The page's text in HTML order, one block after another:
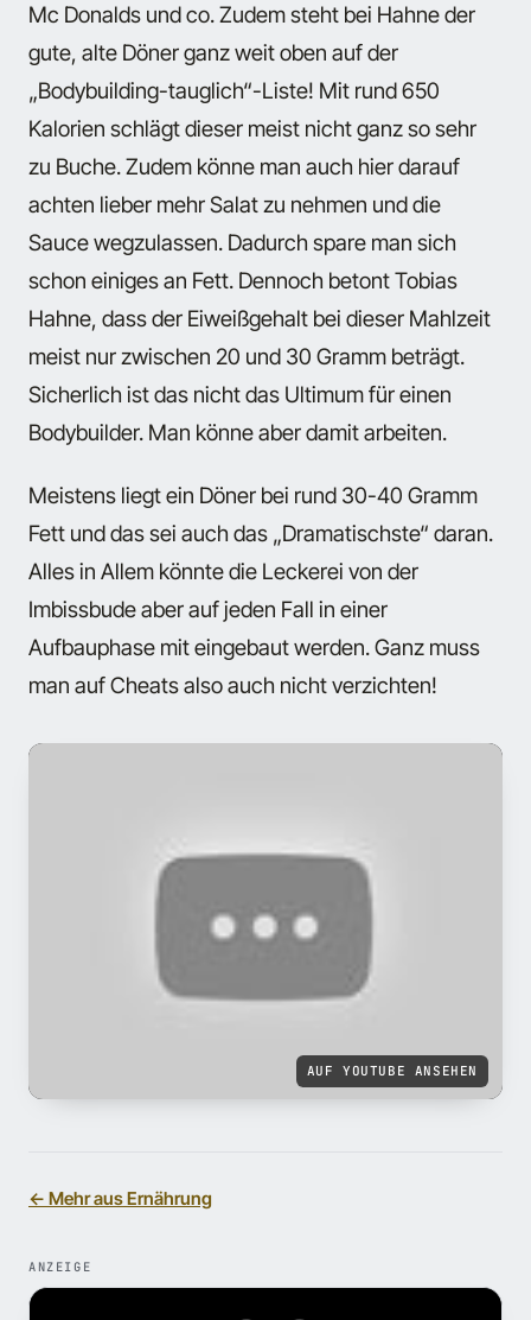
Mc Donalds und co. Zudem steht bei Hahne der
gute, alte Döner ganz weit oben auf der
„Bodybuilding-tauglich“-Liste! Mit rund 650
Kalorien schlägt dieser meist nicht ganz so sehr
zu Buche. Zudem könne man auch hier darauf
achten lieber mehr Salat zu nehmen und die
Sauce wegzulassen. Dadurch spare man sich
schon einiges an Fett. Dennoch betont Tobias
Hahne, dass der Eiweißgehalt bei dieser Mahlzeit
meist nur zwischen 20 und 30 Gramm beträgt.
Sicherlich ist das nicht das Ultimum für einen
Bodybuilder. Man könne aber damit arbeiten.
Meistens liegt ein Döner bei rund 30-40 Gramm
Fett und das sei auch das „Dramatischste“ daran.
Alles in Allem könnte die Leckerei von der
Imbissbude aber auf jeden Fall in einer
Aufbauphase mit eingebaut werden. Ganz muss
man auf Cheats also auch nicht verzichten!
AUF YOUTUBE ANSEHEN
← Mehr aus Ernährung
ANZEIGE